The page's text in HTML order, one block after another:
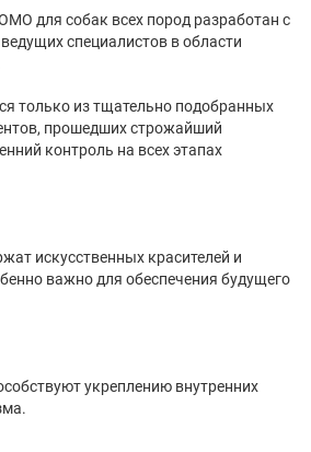
для собак всех пород разработан с
специалистов в области
только из тщательно подобранных
прошедших строжайший
контроль на всех этапах
искусственных красителей и
важно для обеспечения будущего
укреплению внутренних